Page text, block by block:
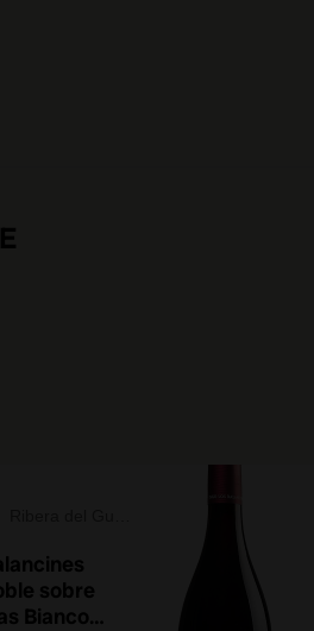
sobre
Bianco